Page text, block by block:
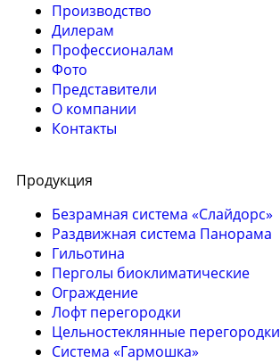
Производство
Дилерам
Профессионалам
Фото
Представители
О компании
Контакты
Продукция
Безрамная система «Слайдорс»
Раздвижная система Панорама
Гильотина
Перголы биоклиматические
Ограждение
Лофт перегородки
Цельностеклянные перегородки
Система «Гармошка»